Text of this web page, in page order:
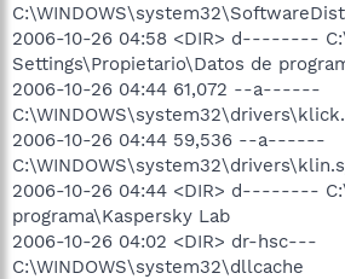
2006-10-26 04:58 <DIR> d--------
Settings\Propietario\Datos de
2006-10-26 04:44 61,072 --a------
2006-10-26 04:44 59,536 --a------
2006-10-26 04:44 <DIR> d--------
programa\Kaspersky Lab
2006-10-26 04:02 <DIR> dr-hsc---
C:\WINDOWS\system32\dllcache